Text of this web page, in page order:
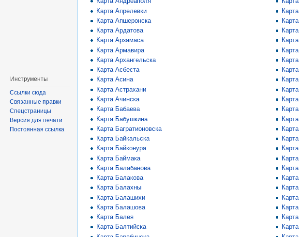
Карта Апрелевки
Карта Апшеронска
Карта Ардатова
Карта Арзамаса
Карта Армавира
Карта Архангельска
Карта Асбеста
Карта Асина
Карта Астрахани
Карта Ачинска
Карта Бабаева
Карта Бабушкина
Карта Багратионовска
Карта Байкальска
Карта Байконура
Карта Баймака
Карта Балабанова
Карта Балакова
Карта Балахны
Карта Балашихи
Карта Балашова
Карта Балея
Карта Балтийска
Карта
Карта
Карта
Карта
Карта
Карта
Карта
Карта
Карта
Карта
Карта
Карта
Карта
Карта
Инструменты
Ссылки сюда
Связанные правки
Спецстраницы
Версия для печати
Постоянная ссылка